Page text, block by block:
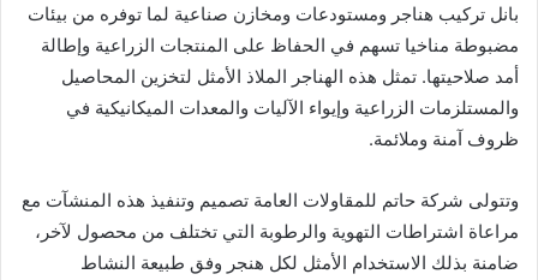
بانل تركيب هناجر ومستودعات ومخازن صناعية لما توفره من بيئات
مضبوطة مناخيا تسهم في الحفاظ على المنتجات الزراعية وإطالة
أمد صلاحيتها. تمثل هذه الهناجر الملاذ الأمثل لتخزين المحاصيل
والمستلزمات الزراعية وإيواء الآليات والمعدات الميكانيكية في
ظروف آمنة وملائمة.
وتتولى شركة حاتم للمقاولات العامة تصميم وتنفيذ هذه المنشآت مع
مراعاة اشتراطات التهوية والرطوبة التي تختلف من محصول لآخر،
ضامنة بذلك الاستخدام الأمثل لكل هنجر وفق طبيعة النشاط